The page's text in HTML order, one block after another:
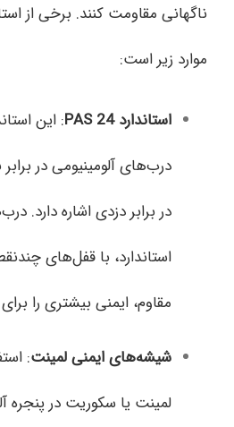
ناگهانی مقاومت کنند. برخی از
موارد زیر است:
استانداردPAS 24
: این
درب‌های آلومینیومی در
در برابر دزدی اشاره دارد.
استاندارد، با قفل‌های
مقاوم، ایمنی بیشتری را
شیشه‌های ایمنی لمینت:
لمینت یا سکوریت در پنجره